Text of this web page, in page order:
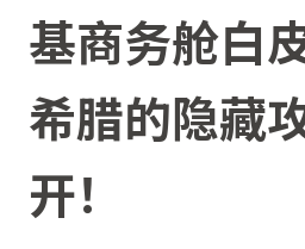
基商务舱白
希腊的隐藏
开！